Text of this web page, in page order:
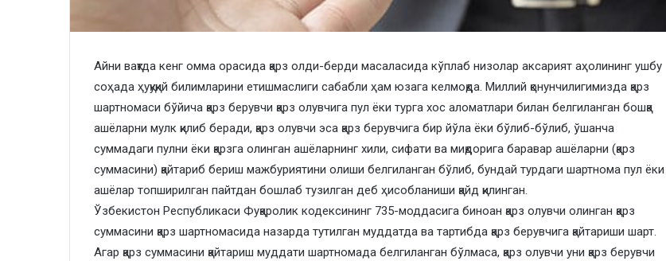
Айни вақтда кенг омма орасида қарз олди-берди масаласида кўплаб низолар аксарият аҳолининг ушбу
соҳада ҳуқуқий билимларини етишмаслиги сабабли ҳам юзага келмоқда. Миллий қонунчилигимизда қарз
шартномаси бўйича қарз берувчи қарз олувчига пул ёки турга хос аломатлари билан белгиланган бошқа
ашёларни мулк қилиб беради, қарз олувчи эса қарз берувчига бир йўла ёки бўлиб-бўлиб, ўшанча
суммадаги пулни ёки қарзга олинган ашёларнинг хили, сифати ва миқдорига баравар ашёларни (қарз
суммасини) қайтариб бериш мажбуриятини олиши белгиланган бўлиб, бундай турдаги шартнома пул ёки
ашёлар топширилган пайтдан бошлаб тузилган деб ҳисобланиши қайд қилинган.
Ўзбекистон Республикаси Фуқаролик кодексининг 735-моддасига биноан қарз олувчи олинган қарз
суммасини қарз шартномасида назарда тутилган муддатда ва тартибда қарз берувчига қайтариши шарт.
Агар қарз суммасини қайтариш муддати шартномада белгиланган бўлмаса, қарз олувчи уни қарз берувчи